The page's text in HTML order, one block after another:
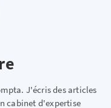
J'écris des articles
cabinet d'expertise